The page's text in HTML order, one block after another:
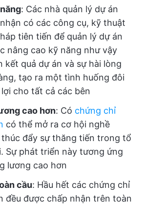
: Các nhà quản lý dự án
có các công cụ, kỹ thuật
tiên tiến để quản lý dự án
nâng cao kỹ năng như vậy
kết quả dự án và sự hài lòng
tạo ra một tình huống đôi
cho tất cả các bên
cao hơn: Có chứng chỉ
có thể mở ra cơ hội nghề
đẩy sự thăng tiến trong tổ
Sự phát triển này tương ứng
lương cao hơn
cầu: Hầu hết các chứng chỉ
đều được chấp nhận trên toàn